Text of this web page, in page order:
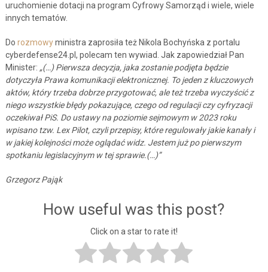
uruchomienie dotacji na program Cyfrowy Samorząd i wiele, wiele
innych tematów.
Do rozmowyministra zaprosiła też Nikola Bochyńska z portalu
cyberdefense24.pl, polecam ten wywiad. Jak zapowiedział Pan
Minister: „(…) Pierwsza decyzja, jaka zostanie podjęta będzie
dotyczyła Prawa komunikacji elektronicznej. To jeden z kluczowych
aktów, który trzeba dobrze przygotować, ale też trzeba wyczyścić z
niego wszystkie błędy pokazujące, czego od regulacji czy cyfryzacji
oczekiwał PiS. Do ustawy na poziomie sejmowym w 2023 roku
wpisano tzw. Lex Pilot, czyli przepisy, które regulowały jakie kanały i
w jakiej kolejności może oglądać widz. Jestem już po pierwszym
spotkaniu legislacyjnym w tej sprawie.(…)”
Grzegorz Pająk
How useful was this post?
Click on a star to rate it!